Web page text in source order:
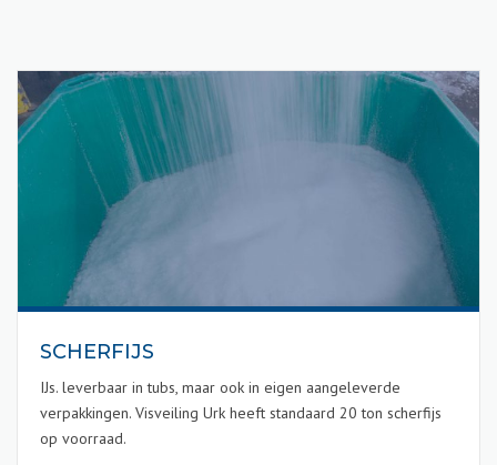
SCHERFIJS
IJs. leverbaar in tubs, maar ook in eigen aangeleverde
verpakkingen. Visveiling Urk heeft standaard 20 ton scherfijs
op voorraad.